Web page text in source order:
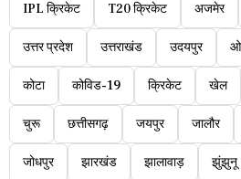
IPL क्रिकेट T20 क्रिकेट अजमेर
उत्तर प्रदेश उत्तराखंड उदयपुर
कोटा कोविड-19 क्रिकेट खेल
चुरू छत्तीसगढ़ जयपुर जालौर
जोधपुर झारखंड झालावाड़ झुंझुनू